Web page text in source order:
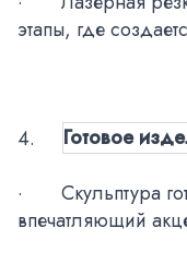
этапы, где
4. Готовое
· Скульптура
впечатляющий